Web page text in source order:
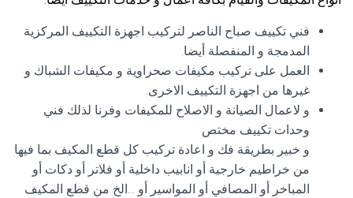
فني تكييف صباح الناصر لتركيب اجهزة التكييف المركزية
المدمجة و المنفصلة أيضا.
العمل على تركيب مكيفات صحراوية و مكيفات الشباك و
غيرها من اجهزة التكييف الاخرى.
و لاعمال الصيانة و الاصلاح للمكيفات وفرنا لذلك فني
وحدات تكييف مختص
و خبير بطريقة فك و اعادة تركيب كل قطع المكيف بما فيها
من خراطيم خارجية أو انابيب داخلية أو فلاتر أو دكات أو
المباخر أو المصافي أو المواسير أو …الخ من قطع المكيف